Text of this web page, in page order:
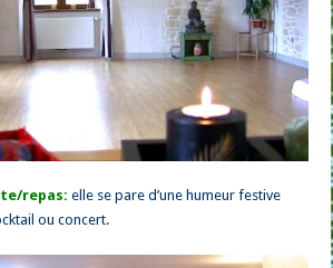
repas: elle se pare d’une humeur festive
ou concert.